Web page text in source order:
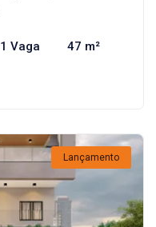
1 Vaga 47 m²
Lançamento